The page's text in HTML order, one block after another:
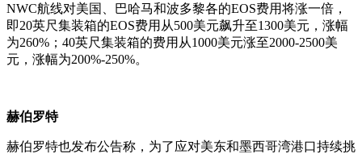
NWC航线对美国、巴哈马和波多黎各的EOS费用将涨一倍，
即20英尺集装箱的EOS费用从500美元飙升至1300美元，涨幅
为260%；40英尺集装箱的费用从1000美元涨至2000-2500美
元，涨幅为200%-250%。
赫伯罗特
赫伯罗特也发布公告称，为了应对美东和墨西哥湾港口持续挑